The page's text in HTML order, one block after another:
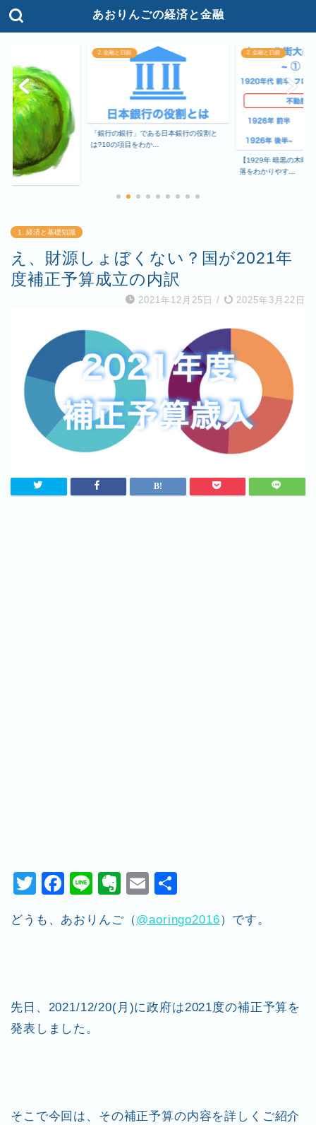
あおりんごの経済と金融
る日本銀行の役割と
2. 金融と日銀 2. 金融と日銀
をわかりやすく解説
1. 経済と基礎知識
え、財源しょぼくない？国が2021年
度補正予算成立の内訳
2021年12月25日 / 2025年3月22日
T
tt
F
c
o
o
k
Li
e
E
er
e
E
ai
どうも、あおりんご（@aoringo2016）です。
先日、2021/12/20(月)に政府は2021度の補正予算を
発表しました。
そこで今回は、その補正予算の内容を詳しくご紹介